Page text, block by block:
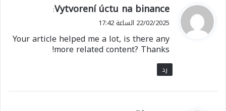
ي
ق
ل
Vytvorení úctu na binance
:
22/02/2025 الساعة 17:42
Your article helped me a lot, is there any
more related content? Thanks!
رد